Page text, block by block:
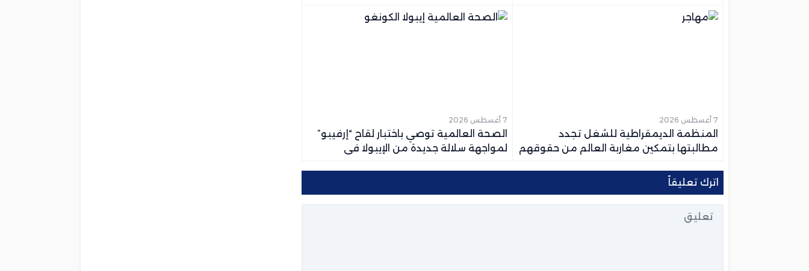
7 أغسطس 2026
المنظمة الديمقراطية للشغل تجدد
مطالبتها بتمكين مغاربة العالم من حقوقهم
7 أغسطس 2026
الصحة العالمية توصي باختبار لقاح “إرفيبو”
لمواجهة سلالة جديدة من الإيبولا في
اترك تعليقاً